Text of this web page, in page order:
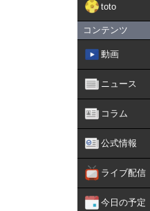
toto
コンテンツ
動画
ニュース
コラム
公式情報
ライブ配信
今日の予定